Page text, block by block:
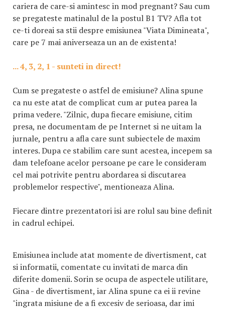
cariera de care-si amintesc in mod pregnant? Sau cum
se pregateste matinalul de la postul B1 TV? Afla tot
ce-ti doreai sa stii despre emisiunea "Viata Dimineata",
care pe 7 mai aniverseaza un an de existenta!
... 4, 3, 2, 1 - sunteti in direct!
Cum se pregateste o astfel de emisiune? Alina spune
ca nu este atat de complicat cum ar putea parea la
prima vedere. "Zilnic, dupa fiecare emisiune, citim
presa, ne documentam de pe Internet si ne uitam la
jurnale, pentru a afla care sunt subiectele de maxim
interes. Dupa ce stabilim care sunt acestea, incepem sa
dam telefoane acelor persoane pe care le consideram
cel mai potrivite pentru abordarea si discutarea
problemelor respective", mentioneaza Alina.
Fiecare dintre prezentatori isi are rolul sau bine definit
in cadrul echipei.
Emisiunea include atat momente de divertisment, cat
si informatii, comentate cu invitati de marca din
diferite domenii. Sorin se ocupa de aspectele utilitare,
Gina - de divertisment, iar Alina spune ca ei ii revine
"ingrata misiune de a fi excesiv de serioasa, dar imi